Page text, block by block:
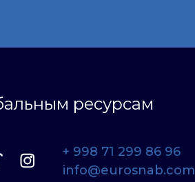
ресурсам
+ 998 71 299 86 96
info@eurosnab.com